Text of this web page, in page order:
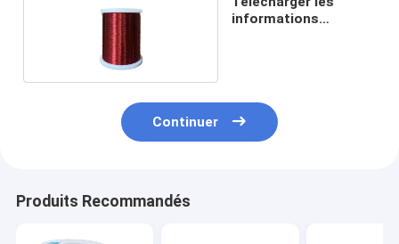
informations
Continuer
Produits Recommandés